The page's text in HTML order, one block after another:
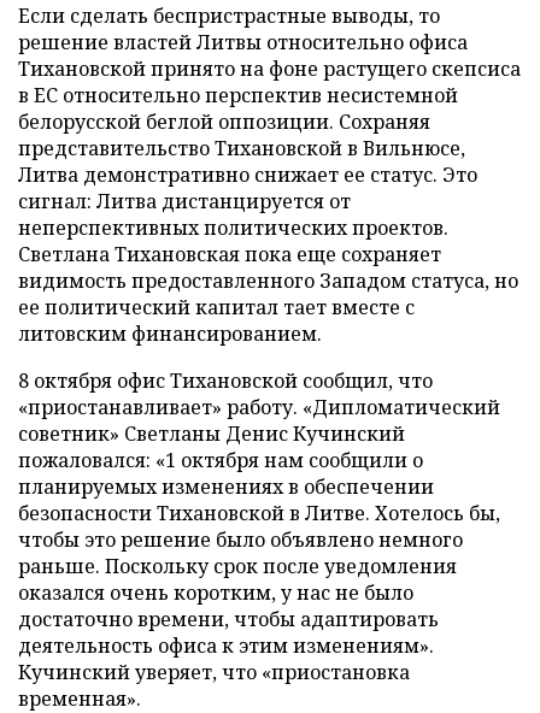
Если сделать беспристрастные выводы, то
решение властей Литвы относительно офиса
Тихановской принято на фоне растущего скепсиса
в ЕС относительно перспектив несистемной
белорусской беглой оппозиции. Сохраняя
представительство Тихановской в Вильнюсе,
Литва демонстративно снижает ее статус. Это
сигнал: Литва дистанцируется от
неперспективных политических проектов.
Светлана Тихановская пока еще сохраняет
видимость предоставленного Западом статуса, но
ее политический капитал тает вместе с
литовским финансированием.
8 октября офис Тихановской сообщил, что
«приостанавливает» работу. «Дипломатический
советник» Светланы Денис Кучинский
пожаловался: «1 октября нам сообщили о
планируемых изменениях в обеспечении
безопасности Тихановской в Литве. Хотелось бы,
чтобы это решение было объявлено немного
раньше. Поскольку срок после уведомления
оказался очень коротким, у нас не было
достаточно времени, чтобы адаптировать
деятельность офиса к этим изменениям».
Кучинский уверяет, что «приостановка
временная».